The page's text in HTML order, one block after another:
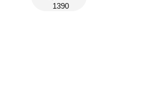
1390